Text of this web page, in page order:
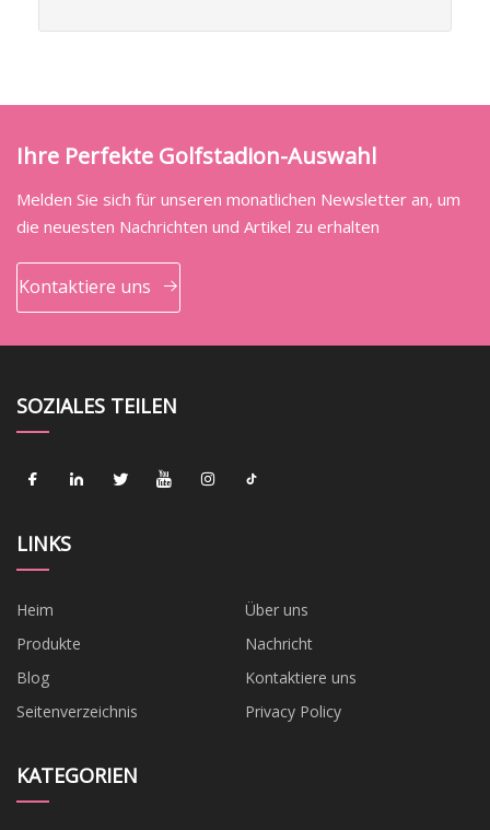
Ihre Perfekte Golfstadion-Auswahl
Melden Sie sich für unseren monatlichen Newsletter an, um
die neuesten Nachrichten und Artikel zu erhalten
Kontaktiere uns
SOZIALES TEILEN
LINKS
Heim
Über uns
Produkte
Nachricht
Blog
Kontaktiere uns
Seitenverzeichnis
Privacy Policy
KATEGORIEN